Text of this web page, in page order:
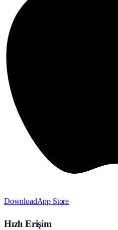
DownloadApp Store
Hızlı Erişim